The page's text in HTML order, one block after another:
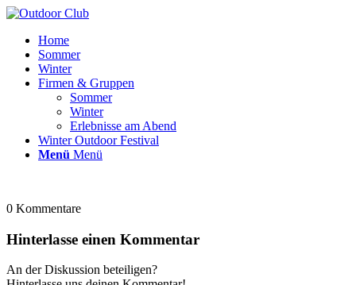
Home
Sommer
Winter
Firmen & Gruppen
Sommer
Winter
Erlebnisse am Abend
Winter Outdoor Festival
Menü Menü
0 Kommentare
Hinterlasse einen Kommentar
An der Diskussion beteiligen?